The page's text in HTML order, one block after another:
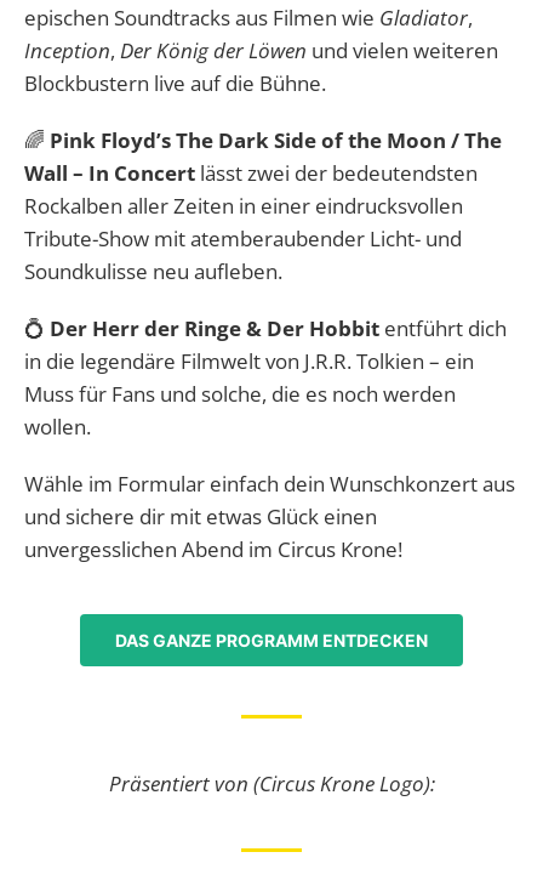
epischen Soundtracks aus Filmen wie Gladiator,
Inception, Der König der Löwen und vielen weiteren
Blockbustern live auf die Bühne.
🌈 Pink Floyd’s The Dark Side of the Moon / The
Wall – In Concert lässt zwei der bedeutendsten
Rockalben aller Zeiten in einer eindrucksvollen
Tribute-Show mit atemberaubender Licht- und
Soundkulisse neu aufleben.
💍 Der Herr der Ringe & Der Hobbit entführt dich
in die legendäre Filmwelt von J.R.R. Tolkien – ein
Muss für Fans und solche, die es noch werden
wollen.
Wähle im Formular einfach dein Wunschkonzert aus
und sichere dir mit etwas Glück einen
unvergesslichen Abend im Circus Krone!
DAS GANZE PROGRAMM ENTDECKEN
Präsentiert von (Circus Krone Logo):